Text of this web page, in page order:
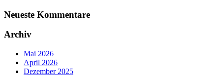
Neueste Kommentare
Archiv
Mai 2026
April 2026
Dezember 2025